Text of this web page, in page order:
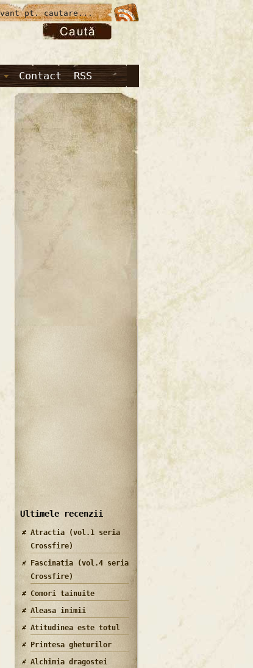
Contact RSS
Ultimele recenzii
Atractia (vol.1 seria
Crossfire)
Fascinatia (vol.4 seria
Crossfire)
Comori tainuite
Aleasa inimii
Atitudinea este totul
Printesa gheturilor
Alchimia dragostei